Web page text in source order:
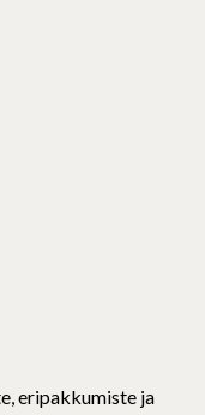
eripakkumiste ja